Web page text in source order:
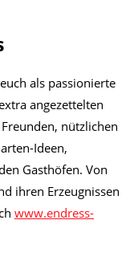
als passionierte
angezettelten
nützlichen
Ideen,
Gasthöfen. Von
ihren Erzeugnissen
www.endress-